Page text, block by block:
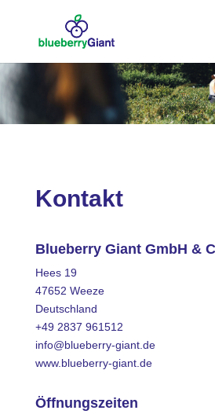
Kontakt
Blueberry Giant GmbH &
Hees 19
47652 Weeze
Deutschland
+49 2837 961512
info@blueberry-giant.de
www.blueberry-giant.de
Öffnungszeiten